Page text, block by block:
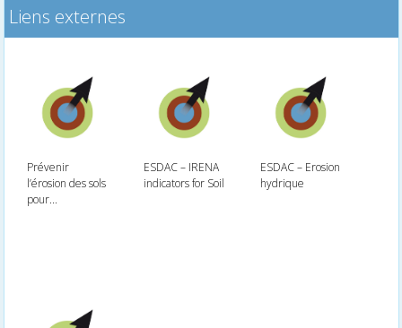
Liens externes
Prévenir
l’érosion des sols
pour...
ESDAC – IRENA
indicators for Soil
ESDAC – Erosion
hydrique